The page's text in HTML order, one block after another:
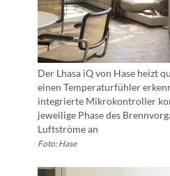
Der Lhasa iQ von Hase heizt
einen Temperaturfühler
integrierte Mikrokontroller
jeweilige Phase des
Luftströme an
Foto: Hase